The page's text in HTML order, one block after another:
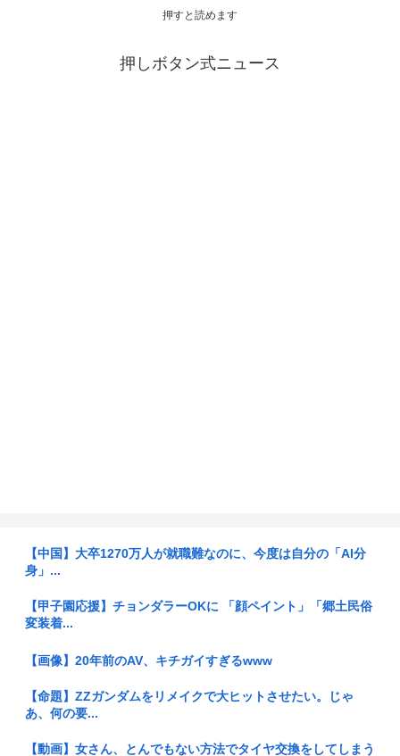
押すと読めます
押しボタン式ニュース
【中国】大卒1270万人が就職難なのに、今度は自分の「AI分
身」...
【甲子園応援】チョンダラーOKに 「顔ペイント」「郷土民俗
変装着...
【画像】20年前のAV、キチガイすぎるwww
【命題】ZZガンダムをリメイクで大ヒットさせたい。じゃ
あ、何の要...
【動画】女さん、とんでもない方法でタイヤ交換をしてしまう